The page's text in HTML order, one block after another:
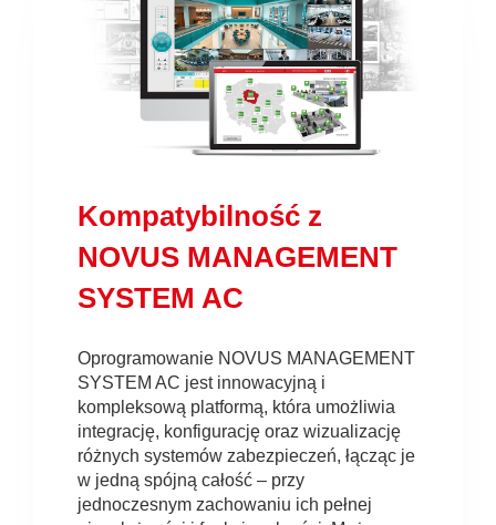
Kompatybilność z
NOVUS MANAGEMENT
SYSTEM AC
Oprogramowanie NOVUS MANAGEMENT
SYSTEM AC jest innowacyjną i
kompleksową platformą, która umożliwia
integrację, konfigurację oraz wizualizację
różnych systemów zabezpieczeń, łącząc je
w jedną spójną całość – przy
jednoczesnym zachowaniu ich pełnej